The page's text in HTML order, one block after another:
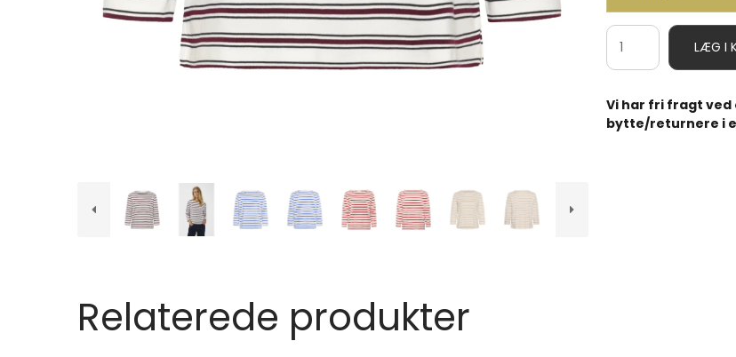
LÆG I
Vi har fri fragt ved
bytte/returnere i
Relaterede produkter